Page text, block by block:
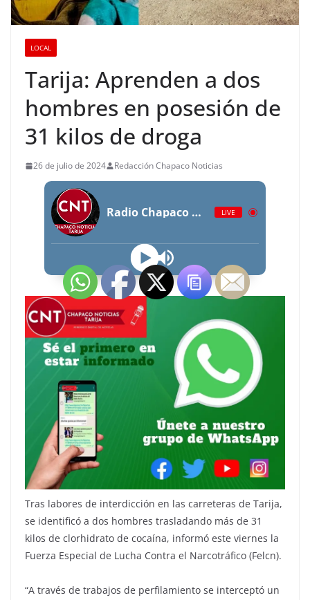
LOCAL
Tarija: Aprenden a dos
hombres en posesión de
31 kilos de droga
26 de julio de 2024 Redacción Chapaco Noticias
Radio Chapaco Noticias Las 24 horas en vivo LIVE
Tras labores de interdicción en las carreteras de Tarija,
se identificó a dos hombres trasladando más de 31
kilos de clorhidrato de cocaína, informó este viernes la
Fuerza Especial de Lucha Contra el Narcotráfico (Felcn).
“A través de trabajos de perfilamiento se interceptó un